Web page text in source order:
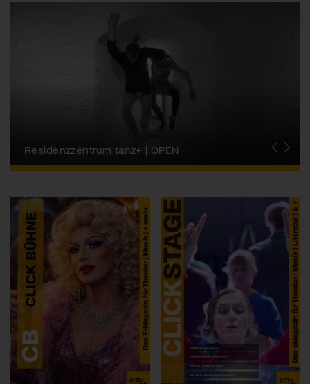
Migros-Kulturprozent | Tanzfestival Steps
Residenzzentrum tanz+ | OPEN
Tanzszene Schweiz